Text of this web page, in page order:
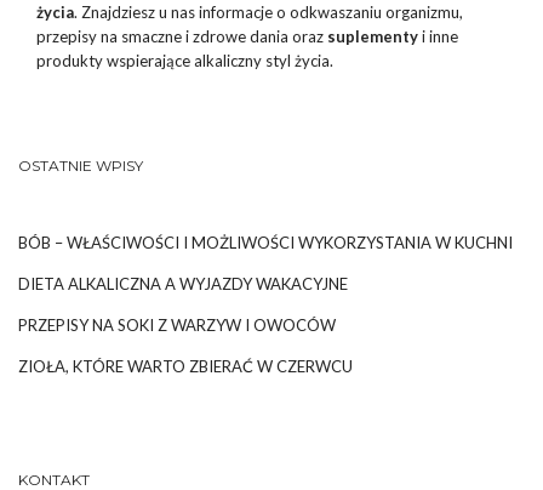
życia. Znajdziesz u nas informacje o odkwaszaniu organizmu,
przepisy na smaczne i zdrowe dania oraz suplementyi inne
produkty wspierające alkaliczny styl życia.
OSTATNIE WPISY
BÓB – WŁAŚCIWOŚCI I MOŻLIWOŚCI WYKORZYSTANIA W KUCHNI
DIETA ALKALICZNA A WYJAZDY WAKACYJNE
PRZEPISY NA SOKI Z WARZYW I OWOCÓW
ZIOŁA, KTÓRE WARTO ZBIERAĆ W CZERWCU
KONTAKT